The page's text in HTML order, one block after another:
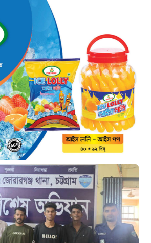
“হাসিনার অনুমতিতেই ইন্টারনেট বন্ধের
পরিকল্পনা বাস্তবায়ন করেন কাদের”
৬ ঘণ্টা আগে
“চাঁদপুরে ঝটিকা সফরে স্বাস্থ্যমন্ত্রী,
সিভিল সার্জনকে বদলির নির্দেশ”
৬ ঘণ্টা আগে
“রাষ্ট্রপতি পদ: ইসি থেকে বিএনপির দুটি
মনোনয়নপত্র সংগ্রহ”
৬ ঘণ্টা আগে
যুক্তরাষ্ট্রের সামনে ইরানের ৬ শর্ত:
তবেই খুলবে হরমুজ প্রণালি
৭ ঘণ্টা আগে
মহাস্থানগড়ে নির্মাণে স্থিতাবস্থা বজায়
রাখার নির্দেশ, আপিলের অনুমতি পেল
সরকার
৭ ঘণ্টা আগে